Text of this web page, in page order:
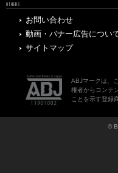
OTHERS
お問い合わせ
動画・バナー広告につい
サイトマップ
ABJマークは、
権者からコンテ
ことを示す登録
©